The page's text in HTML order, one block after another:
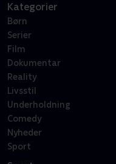
Kategorier
Børn
Serier
Film
Dokumentar
Reality
Livsstil
Underholdning
Comedy
Nyheder
Sport